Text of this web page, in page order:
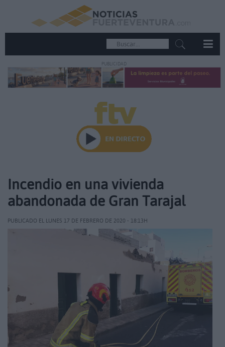
PUBLICIDAD
Incendio en una vivienda
abandonada de Gran Tarajal
PUBLICADO EL LUNES 17 DE FEBRERO DE 2020 - 18:13H